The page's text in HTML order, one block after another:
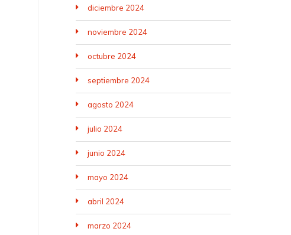
diciembre 2024
noviembre 2024
octubre 2024
septiembre 2024
agosto 2024
julio 2024
junio 2024
mayo 2024
abril 2024
marzo 2024